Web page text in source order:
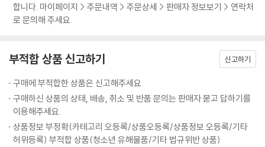
합니다. 마이페이지 > 주문내역 > 주문상세 > 판매자 정보보기 > 연락처
로 문의해 주세요.
부적합 상품 신고하기 신고하기
구매에 부적합한 상품은 신고해주세요.
구매하신 상품의 상태, 배송, 취소 및 반품 문의는 판매자 묻고 답하기를
이용해주세요.
상품정보 부정확(카테고리 오등록/상품오등록/상품정보 오등록/기타
허위등록) 부적합 상품(청소년 유해물품/기타 법규위반 상품)